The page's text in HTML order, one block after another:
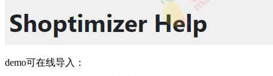
demo可在线导入：